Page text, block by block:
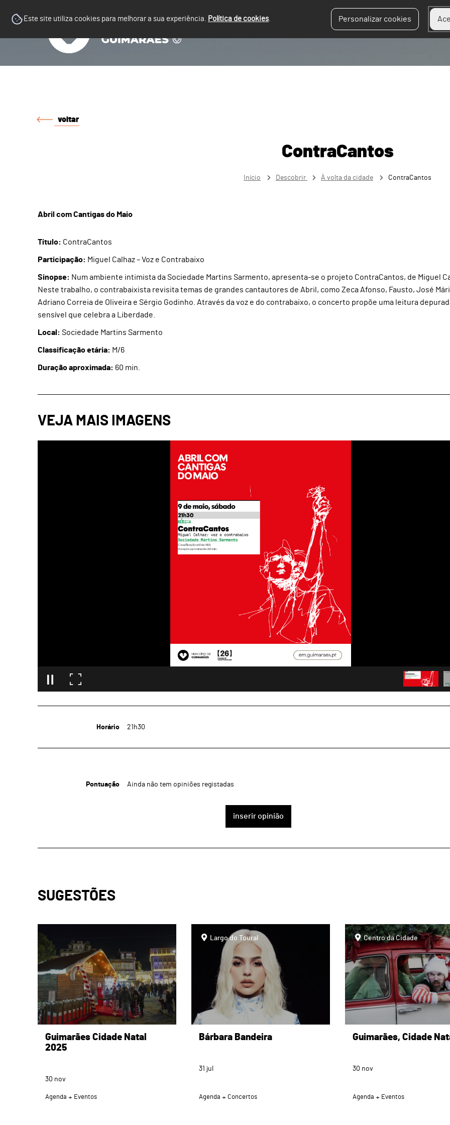
Este site utiliza cookies para melhorar a sua experiência. Política de cookies. Personalizar cookies
voltar
ContraCantos
Início Descobrir À volta da cidade ContraCantos
Abril com Cantigas do Maio
Título: ContraCantos
Participação: Miguel Calhaz – Voz e Contrabaixo
Sinopse: Num ambiente intimista da Sociedade Martins Sarmento, apresenta-se o projeto ContraCantos, de Miguel
Neste trabalho, o contrabaixista revisita temas de grandes cantautores de Abril, como Zeca Afonso, Fausto, José
Adriano Correia de Oliveira e Sérgio Godinho. Através da voz e do contrabaixo, o concerto propõe uma leitura
sensível que celebra a Liberdade.
Local: Sociedade Martins Sarmento
Classificação etária: M/6
Duração aproximada: 60 min.
Horário 21h30
Pontuação Ainda não tem opiniões registadas
inserir opinião
SUGESTÕES
page
Guimarães Cidade Natal
2025
30 nov
Agenda Eventos
pageLargo do Toural
Bárbara Bandeira
31 jul
Agenda Concertos
pageCentro da Cidade
Guimarães, Cidade
30 nov
Agenda Eventos